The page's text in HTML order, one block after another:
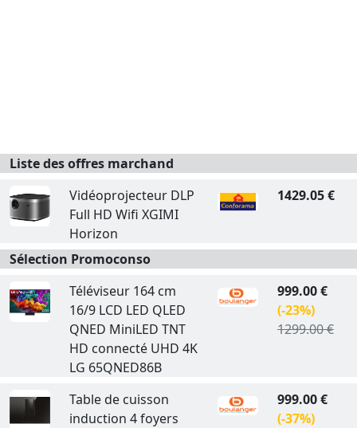
Liste des offres marchand
Vidéoprojecteur DLP
Full HD Wifi XGIMI
Horizon
1429.05 €
Sélection Promoconso
Téléviseur 164 cm
16/9 LCD LED QLED
QNED MiniLED TNT
HD connecté UHD 4K
LG 65QNED86B
999.00 €
(-23%)
1299.00 €
Table de cuisson
induction 4 foyers
999.00 €
(-37%)